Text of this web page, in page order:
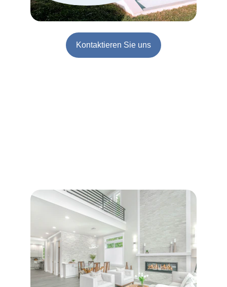
Kontaktieren Sie uns